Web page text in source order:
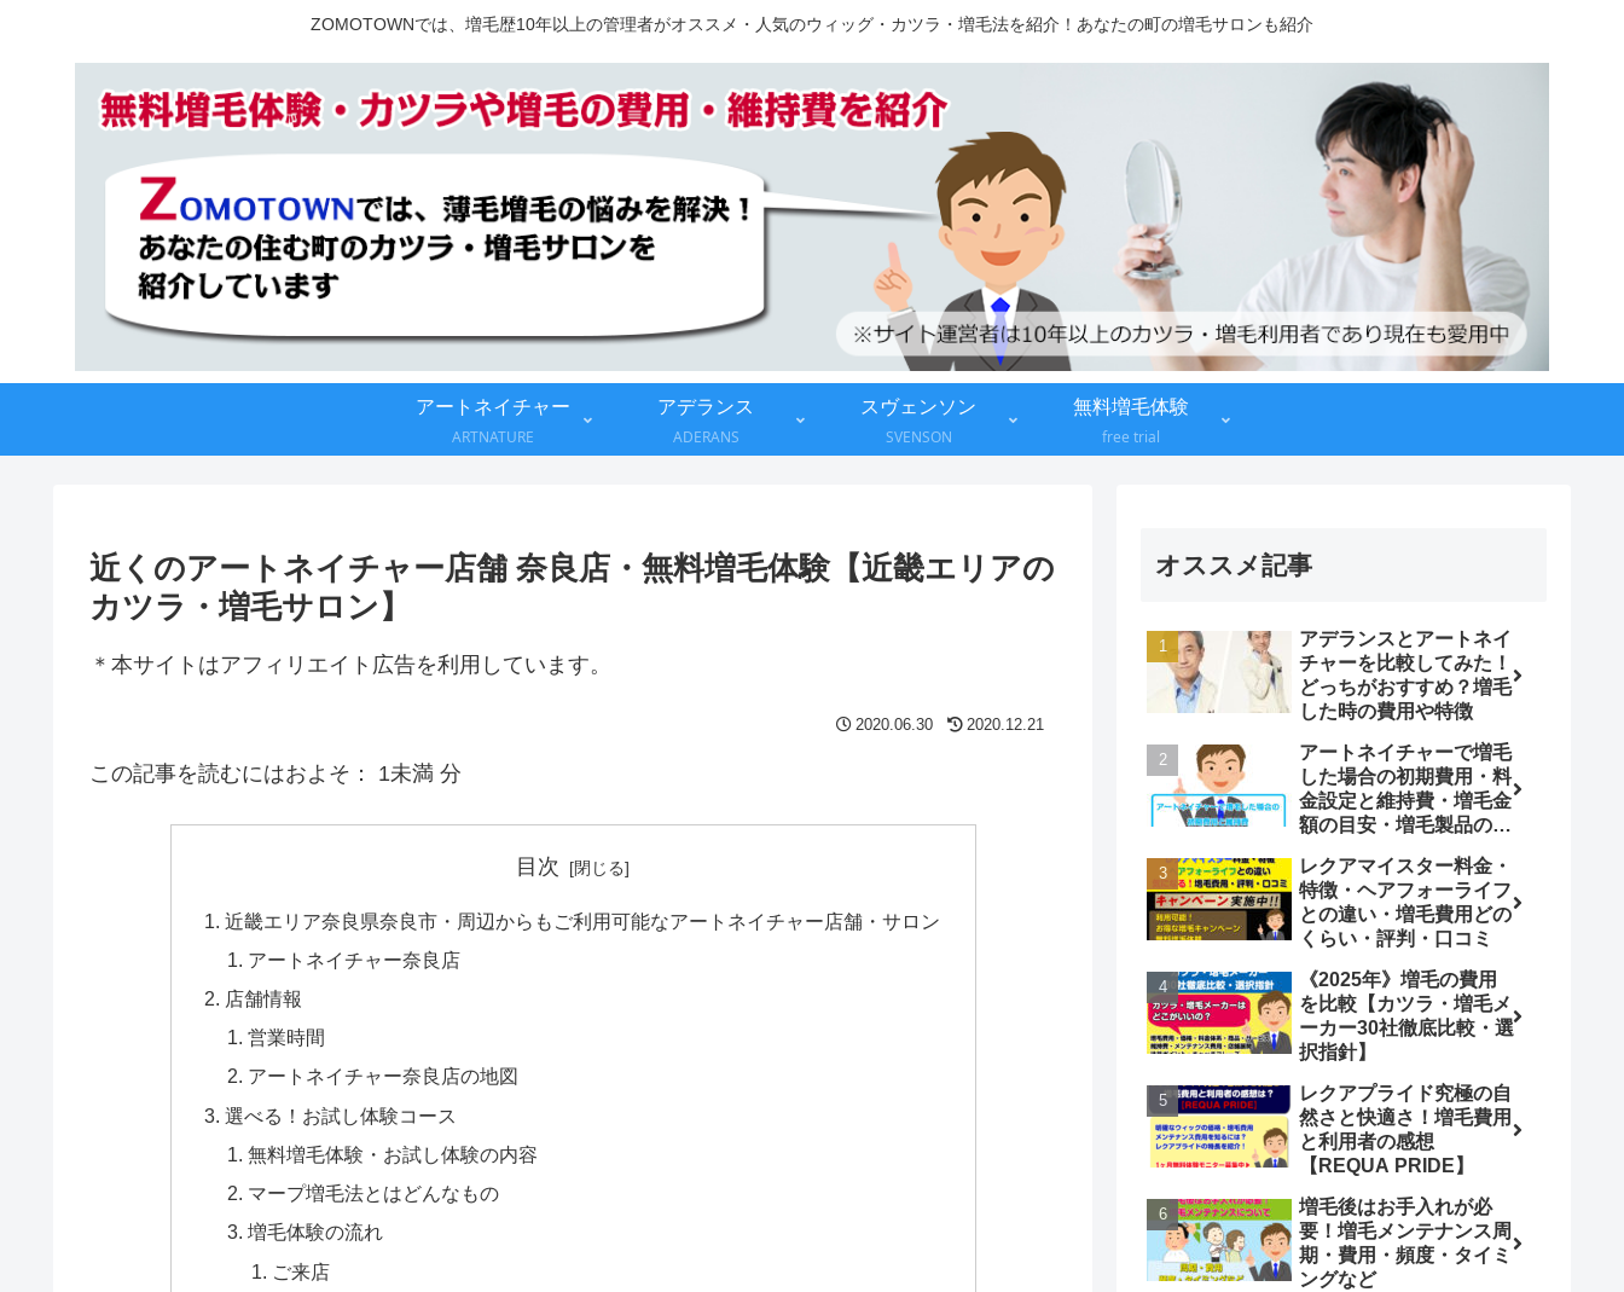
ZOMOTOWNでは、増毛歴10年以上の管理者がオススメ・人気のウィッグ・カツラ・増毛法を紹介！あなたの町の増毛サロンも紹介
アートネイチャー
ARTNATURE
アデランス
ADERANS
スヴェンソン
SVENSON
無料増毛体験
free trial
近くのアートネイチャー店舗 奈良店・無料増毛体験【近畿エリアの
カツラ・増毛サロン】
＊本サイトはアフィリエイト広告を利用しています。
2020.06.30 2020.12.21
この記事を読むにはおよそ： 1未満 分
目次
近畿エリア奈良県奈良市・周辺からもご利用可能なアートネイチャー店舗・サロン
アートネイチャー奈良店
店舗情報
営業時間
アートネイチャー奈良店の地図
選べる！お試し体験コース
無料増毛体験・お試し体験の内容
マープ増毛法とはどんなもの
増毛体験の流れ
ご来店
オススメ記事
アデランスとアートネイ
チャーを比較してみた！
どっちがおすすめ？増毛
した時の費用や特徴
アートネイチャーで増毛
した場合の初期費用・料
金設定と維持費・増毛金
額の目安・増毛製品の比
レクアマイスター料金・
特徴・ヘアフォーライフ
との違い・増毛費用どの
くらい・評判・口コミ
《2025年》増毛の費用
を比較【カツラ・増毛メ
ーカー30社徹底比較・選
択指針】
レクアプライド究極の自
然さと快適さ！増毛費用
と利用者の感想
【REQUA PRIDE】
増毛後はお手入れが必
要！増毛メンテナンス周
期・費用・頻度・タイミ
ングなど